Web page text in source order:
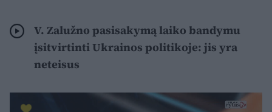
V. Zalužno pasisakymą laiko bandymu
įsitvirtinti Ukrainos politikoje: jis yra
neteisus